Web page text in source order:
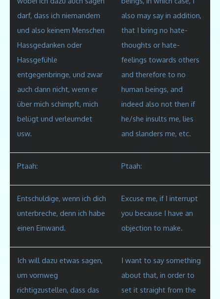
darf, dass ich niemandem
und also keinem Menschen
Hassgedanken oder
Hassgefühle
entgegenbringe, und zwar
auch dann nicht, wenn er
über mich schimpft, mich
belügt und verleumdet
usw.
also may say in addition,
that I bring no hate-
thoughts or hate-
feelings towards others
and therefore to no
human beings, and
indeed also not then if
he/she insults me, lies
and slanders me, etc.
Ptaah: Ptaah:
Entschuldige, wenn ich dich
unterbreche, denn ich habe
einen Einwand.
Excuse me, if I interrupt
you because I have an
objection to make.
Ich will dazu etwas sagen,
um vornweg
richtigzustellen, dass das
I want to say something
about that, in order to
set it straight from the